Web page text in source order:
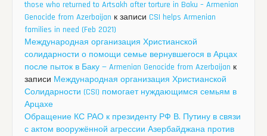
those who returned to Artsakh after torture in Baku – Armenian
Genocide from Azerbaijan к записи CSI helps Armenian
families in need (Feb 2021)
Международная организация Христианской
солидарности о помощи семье вернувшегося в Арцах
после пыток в Баку — Armenian Genocide from Azerbaijan к
записи Международная организация Христианской
Солидарности (CSI) помогает нуждающимся семьям в
Арцахе
Обращение КС РАО к президенту РФ В. Путину в связи
с актом вооружённой агрессии Азербайджана против